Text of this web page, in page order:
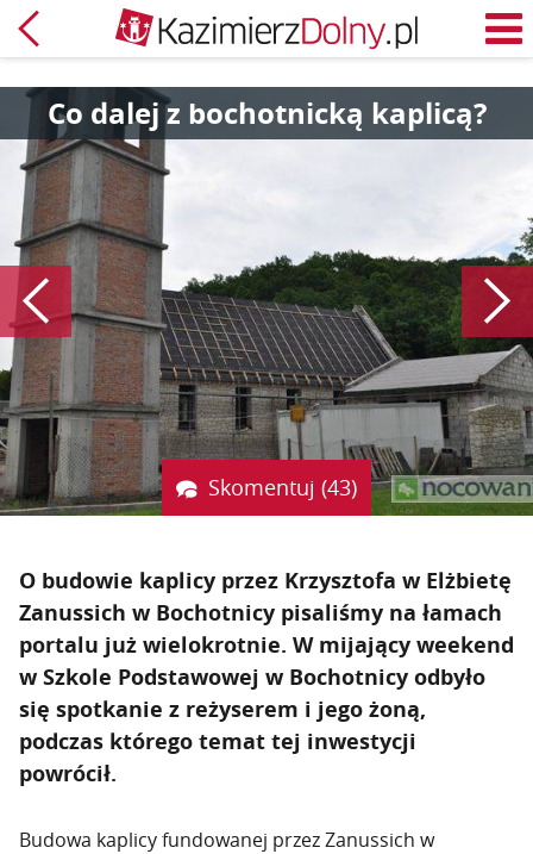
Powrót
Co dalej z bochotnicką kaplicą?
Poprzedni
Skomentuj (43)
O budowie kaplicy przez Krzysztofa w Elżbietę
Zanussich w Bochotnicy pisaliśmy na łamach
portalu już wielokrotnie. W mijający weekend
w Szkole Podstawowej w Bochotnicy odbyło
się spotkanie z reżyserem i jego żoną,
podczas którego temat tej inwestycji
powrócił.
Budowa kaplicy fundowanej przez Zanussich w